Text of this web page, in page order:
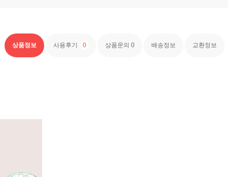
상품정보 사용후기 0 상품문의 0 배송정보 교환정보